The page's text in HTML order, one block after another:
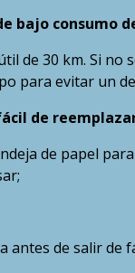
bajo consumo
de 30 km. Si
para evitar un
de
de papel
antes de salir